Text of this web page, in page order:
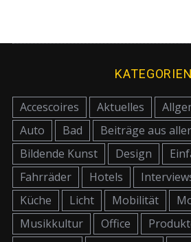
KATEGORIEN
Accescoires Aktuelles
Auto
Bad
Beiträge aus
Bildende Kunst
Design
Fahrräder
Hotels
Küche
Licht Mobilität
Musikkultur
Office